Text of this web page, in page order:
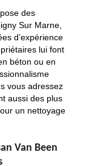
des
Sur Marne,
d’expérience
lui font
béton ou en
vous adressez
aussi des plus
un nettoyage
Van Been